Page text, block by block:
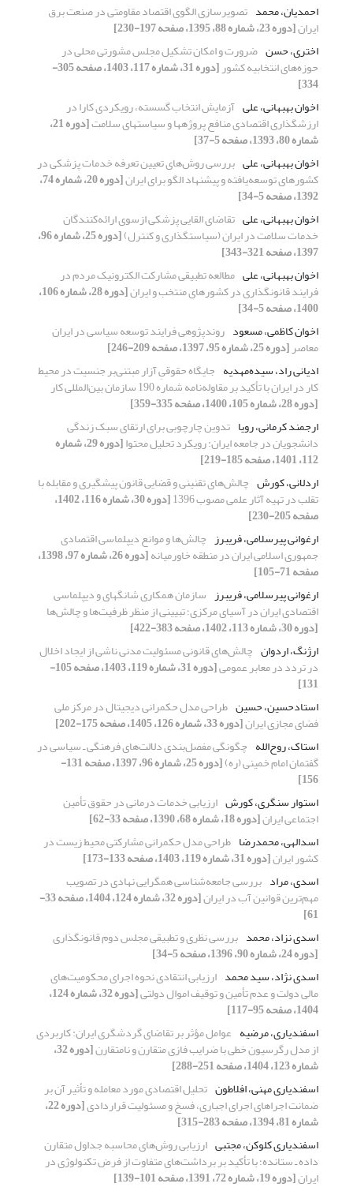
احمدیان، محمد تصویر‌سازی الگوی اقتصاد مقاومتی در صنعت برق
ایران[دوره 23، شماره 88، 1395، صفحه 197-230]
اختری، حسن ضرورت و امکان تشکیل مجلس مشورتی محلی در
حوزه‌های انتخابیه کشور [دوره 31، شماره 117، 1403، صفحه 305-
334]
اخوان بهبهانی، علی آزمایش انتخاب گسسته، رویکردی کارا در
ارزشگذاری اقتصادی منافع پروژهها و سیاستهای سلامت [دوره 21،
شماره 80، 1393، صفحه 5-37]
اخوان بهبهانی، علی بررسی روش‌های تعیین تعرفه خدمات پزشکی در
کشورهای توسعه‌یافته و پیشنهاد الگو برای ایران [دوره 20، شماره 74،
1392، صفحه 5-34]
اخوان بهبهانی، علی تقاضای القایی پزشکی ازسوی ارائه‌کنندگان
خدمات سلامت در ایران (سیاستگذاری و کنترل) [دوره 25، شماره 96،
1397، صفحه 321-343]
اخوان بهبهانی، علی مطالعه تطبیقی مشارکت الکترونیک مردم در
فرایند قانونگذاری در کشورهای منتخب و ایران [دوره 28، شماره 106،
1400، صفحه 5-34]
اخوان کاظمی، مسعود روندپژوهی فرایند توسعه سیاسی در ایران
معاصر[دوره 25، شماره 95، 1397، صفحه 209-246]
ادیانی راد، سیده‌مهدیه جایگاه حقوقیِ آزار مبتنی‌بر جنسیت در محیط
کار در ایران با تأکید بر مقاوله‌نامه شماره 190 سازمان بین‌المللی کار
[دوره 28، شماره 105، 1400، صفحه 335-359]
ارجمند کرمانی، رویا تدوین چارچوبی برای ارتقای سبک زندگی
دانشجویان در جامعه ایران: رویکرد تحلیل محتوا [دوره 29، شماره
112، 1401، صفحه 185-219]
اردلانی، کورش چالش‌های تقنینی و قضایی قانون پیشگیری و مقابله با
تقلب در تهیه آثار علمی مصوب 1396 [دوره 30، شماره 116، 1402،
صفحه 205-230]
ارغوانی پیرسلامی، فریبرز چالش‌ها و موانع دیپلماسی اقتصادی
جمهوری اسلامی ایران در منطقه خاورمیانه [دوره 26، شماره 97، 1398،
صفحه 71-105]
ارغوانی پیرسلامی، فریبرز سازمان همکاری شانگهای و دیپلماسی
اقتصادی ایران در آسیای مرکزی؛ تبیینی از منظر ظرفیت‌ها و چالش‌ها
[دوره 30، شماره 113، 1402، صفحه 383-422]
ارژنگ، اردوان چالش‌های قانونی مسئولیت مدنی ناشی از ایجاد اخلال
در تردد در معابر عمومی [دوره 31، شماره 119، 1403، صفحه 105-
131]
استادحسین، حسین طراحی مدل حکمرانی دیجیتال در مرکز ملی
فضای مجازی ایران[دوره 33، شماره 126، 1405، صفحه 175-202]
استاک، روح‌الله چگونگی مفصل‌بندی دلالت‌های فرهنگی ـ سیاسی در
گفتمان امام خمینی (ره) [دوره 25، شماره 96، 1397، صفحه 131-
156]
استوار سنگری، کورش ارزیابی خدمات درمانی در حقوق تأمین
اجتماعی ایران[دوره 18، شماره 68، 1390، صفحه 33-62]
اسدالهی، محمدرضا طراحی مدل حکمرانی مشارکتی محیط‌ زیست در
کشور ایران[دوره 31، شماره 119، 1403، صفحه 133-173]
اسدی، مراد بررسی جامعه‌شناسی همگرایی نهادی در تصویب
مهم‌ترین قوانین آب در ایران [دوره 32، شماره 124، 1404، صفحه 33-
61]
اسدی نزاد، محمد بررسی نظری و تطبیقی مجلس دوم قانونگذاری
[دوره 24، شماره 90، 1396، صفحه 5-34]
اسدی نژاد، سید محمد ارزیابی انتقادی نحوه اجرای محکومیت‌های
مالی دولت و عدم تأمین و توقیف اموال دولتی [دوره 32، شماره 124،
1404، صفحه 95-117]
اسفندیاری، مرضیه عوامل مؤثر بر تقاضای گردشگری ایران: کاربردی
از مدل رگرسیون خطی با ضرایب فازی متقارن و نامتقارن [دوره 32،
شماره 123، 1404، صفحه 251-288]
اسفندیاری مهنی، افلاطون تحلیل اقتصادی مورد معامله و تأثیر آن بر
ضمانت اجراهای اجرای اجباری، فسخ و مسئولیت قراردادی [دوره 22،
شماره 81، 1394، صفحه 283-315]
اسفندیاری کلوکن، مجتبی ارزیابی روش‌های محاسبه جداول متقارن
داده ـ ستانده؛ با تأکید بر برداشت‌های متفاوت از فرض تکنولوژی در
ایران[دوره 19، شماره 72، 1391، صفحه 101-139]